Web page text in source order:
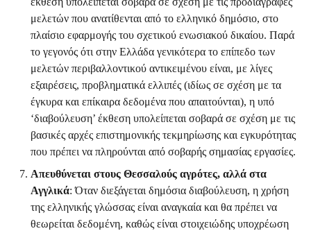
μελετών που ανατίθενται από το ελληνικό δημόσιο, στο
πλαίσιο εφαρμογής του σχετικού ενωσιακού δικαίου. Παρά
το γεγονός ότι στην Ελλάδα γενικότερα το επίπεδο των
μελετών περιβαλλοντικού αντικειμένου είναι, με λίγες
εξαιρέσεις, προβληματικά ελλιπές (ιδίως σε σχέση με τα
έγκυρα και επίκαιρα δεδομένα που απαιτούνται), η υπό
‘διαβούλευση’ έκθεση υπολείπεται σοβαρά σε σχέση με τις
βασικές αρχές επιστημονικής τεκμηρίωσης και εγκυρότητας
που πρέπει να πληρούνται από σοβαρής σημασίας εργασίες.
Απευθύνεται στους Θεσσαλούς αγρότες, αλλά στα
Αγγλικά: Όταν διεξάγεται δημόσια διαβούλευση, η χρήση
της ελληνικής γλώσσας είναι αναγκαία και θα πρέπει να
θεωρείται δεδομένη, καθώς είναι στοιχειώδης υποχρέωση